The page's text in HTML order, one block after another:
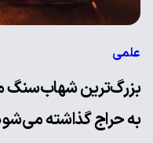
علمی
بزرگ‌ترین
به حراج گذاشته